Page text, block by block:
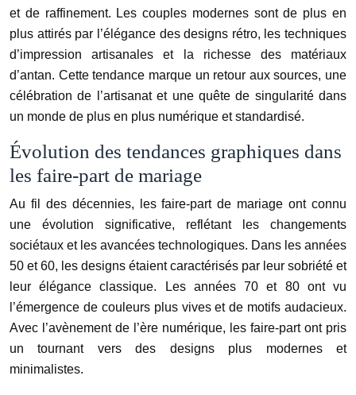
et de raffinement. Les couples modernes sont de plus en
plus attirés par l’élégance des designs rétro, les techniques
d’impression artisanales et la richesse des matériaux
d’antan. Cette tendance marque un retour aux sources, une
célébration de l’artisanat et une quête de singularité dans
un monde de plus en plus numérique et standardisé.
Évolution des tendances graphiques dans
les faire-part de mariage
Au fil des décennies, les faire-part de mariage ont connu
une évolution significative, reflétant les changements
sociétaux et les avancées technologiques. Dans les années
50 et 60, les designs étaient caractérisés par leur sobriété et
leur élégance classique. Les années 70 et 80 ont vu
l’émergence de couleurs plus vives et de motifs audacieux.
Avec l’avènement de l’ère numérique, les faire-part ont pris
un tournant vers des designs plus modernes et
minimalistes.